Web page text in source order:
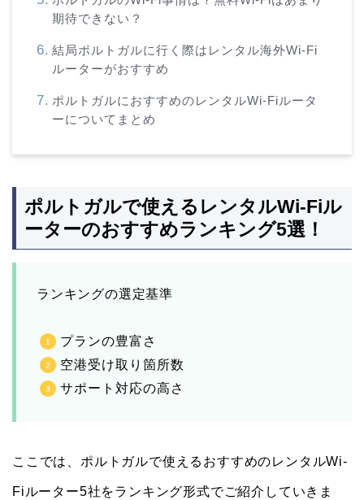
期待できない？
結局ポルトガルに行く際はレンタル海外Wi-Fi
ルーターがおすすめ
ポルトガルにおすすめのレンタルWi-Fiルータ
ーについてまとめ
ポルトガルで使えるレンタルWi-Fiル
ーターのおすすめランキング5選！
ランキングの選定基準
プランの豊富さ
空港受け取り箇所数
サポート対応の高さ
ここでは、ポルトガルで使えるおすすめのレンタルWi-
Fiルーター5社をランキング形式でご紹介していきま